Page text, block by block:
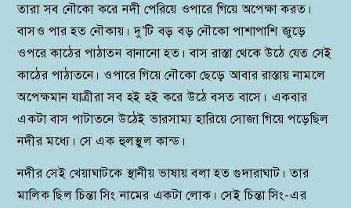
তারা সব নৌকো করে নদী পেরিয়ে ওপারে গিয়ে অপেক্ষা করত।
বাসও পার হত নৌকায়। দু’টি বড় বড় নৌকো পাশাপাশি জুড়ে
ওপরে কাঠের পাঠাতন বানানো হত। বাস রাস্তা থেকে উঠে যেত সেই
কাঠের পাঠাতনে। ওপারে গিয়ে নৌকো ছেড়ে আবার রাস্তায় নামলে
অপেক্ষমান যাত্রীরা সব হই হই করে উঠে বসত বাসে। একবার
একটা বাস পাটাতনে উঠেই ভারসাম্য হারিয়ে সোজা গিয়ে পড়েছিল
নদীর মধ্যে। সে এক হুলস্থুল কান্ড।
নদীর সেই খেয়াঘাটকে স্থানীয় ভাষায় বলা হত গুদারাঘাট। তার
মালিক ছিল চিন্তা সিং নামের একটা লোক। সেই চিন্তা সিং-এর